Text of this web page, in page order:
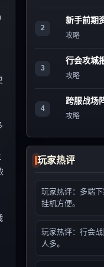
2
新手前期
攻略
3
行会攻城
攻略
4
跨服战场
攻略
玩家热评
玩家热评：多端
挂机方便。
玩家热评：行会
人多。